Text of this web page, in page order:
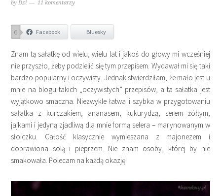
byDzi 11 komentarzy
6 Facebook Bluesky
Znam tą sałatkę od wielu, wielu lat i jakoś do głowy mi wcześniej
nie przyszło, żeby podzielić się tym przepisem. Wydawał mi się taki
bardzo popularny i oczywisty. Jednak stwierdziłam, że mało jest u
mnie na blogu takich „oczywistych” przepisów, a ta sałatka jest
wyjątkowo smaczna. Niezwykle łatwa i szybka w przygotowaniu
sałatka z kurczakiem, ananasem, kukurydzą, serem żółtym,
jajkami i jedyną zjadliwą dla mnie formą selera – marynowanym w
słoiczku. Całość klasycznie wymieszana z majonezem i
doprawiona solą i pieprzem. Nie znam osoby, której by nie
smakowała. Polecam na każdą okazję!